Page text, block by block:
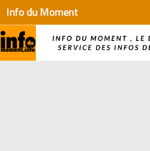
Skip to content
Info du Moment